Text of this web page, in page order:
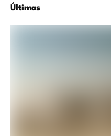
Últimas